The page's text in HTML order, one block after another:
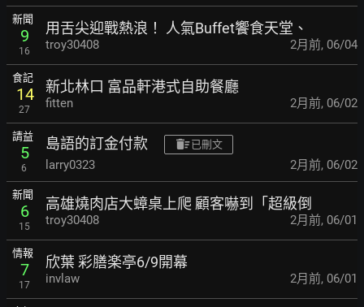
新聞
9
16
用舌尖迎戰熱浪！ 人氣Buffet饗食天堂、
troy30408 2月前, 06/04
食記
14
27
新北林口 富品軒港式自助餐廳
fitten 2月前, 06/02
請益
5
6
島語的訂金付款 已刪文
larry0323 2月前, 06/02
新聞
6
15
高雄燒肉店大蟑桌上爬 顧客嚇到「超級倒
troy30408 2月前, 06/01
情報
7
17
欣葉 彩膳楽亭6/9開幕
invlaw 2月前, 06/01